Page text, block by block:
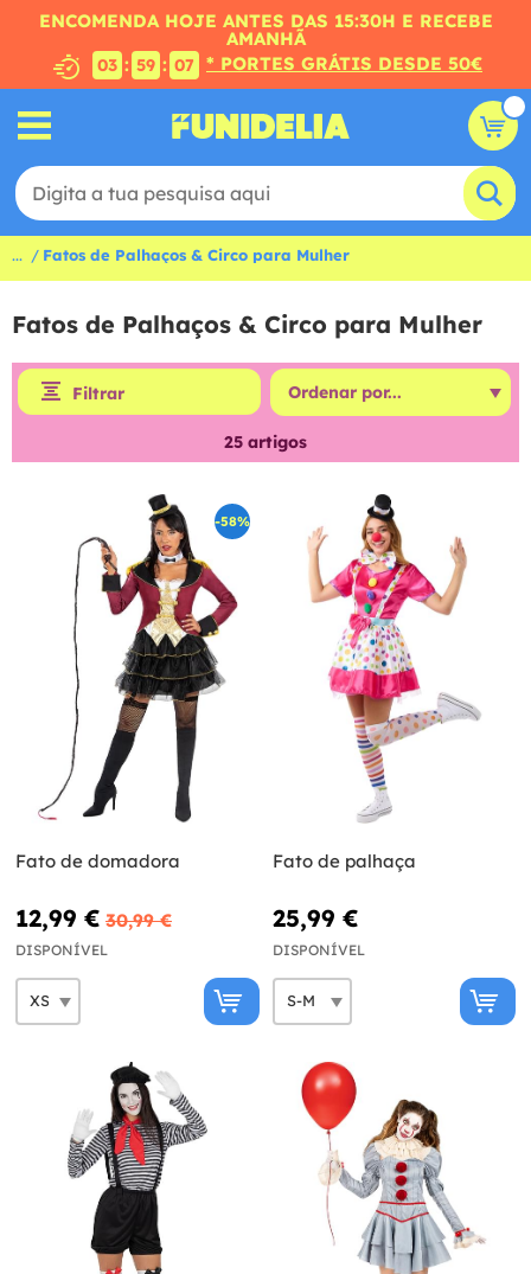
ENCOMENDA HOJE ANTES DAS 15:30H E RECEBE
AMANHÃ
03 : 59 : 06 * PORTES GRÁTIS DESDE 50€
... Fatos de Palhaços & Circo para Mulher
Fatos de Palhaços & Circo para Mulher
Filtrar
25 artigos
-58%
Fato de domadora
12,99 € 30,99 €
DISPONÍVEL
Fato de palhaça
25,99 €
DISPONÍVEL